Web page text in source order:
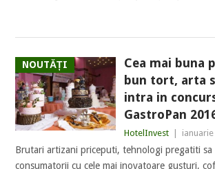
NOUTĂȚI
Cea mai buna
bun tort, arta
intra in
GastroPan
HotelInvest
Brutari artizani priceputi, tehnologi pregatiti sa
consumatorii cu cele mai inovatoare gusturi,